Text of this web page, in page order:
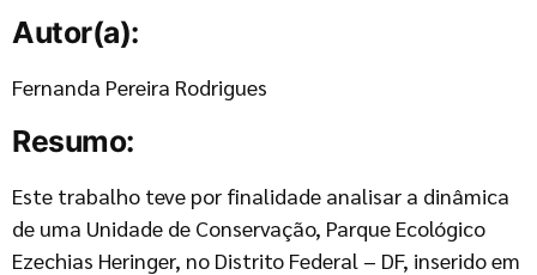
Autor(a):
Fernanda Pereira Rodrigues
Resumo:
Este trabalho teve por finalidade analisar a dinâmica
de uma Unidade de Conservação, Parque Ecológico
Ezechias Heringer, no Distrito Federal – DF, inserido em